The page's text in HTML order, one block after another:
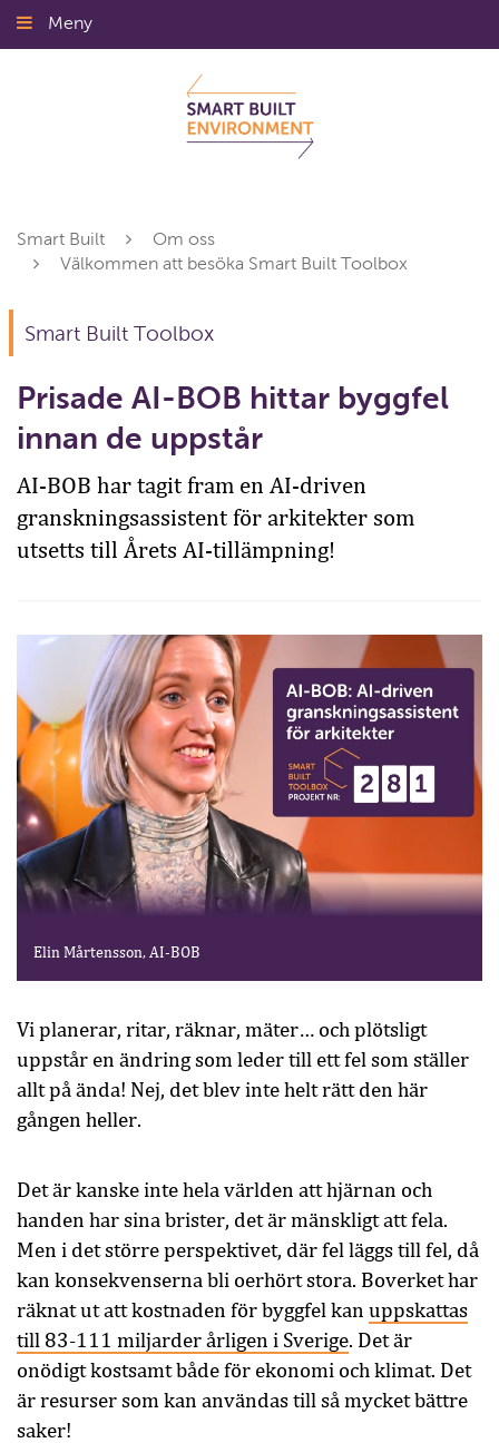
Gå
till
Meny
Smart Built
Om oss
Välkommen att besöka Smart Built Toolbox
Smart Built Toolbox
Prisade AI-BOB hittar byggfel
innan de uppstår
AI-BOB har tagit fram en AI-driven
granskningsassistent för arkitekter som
utsetts till Årets AI-tillämpning!
Elin Mårtensson, AI-BOB
Vi planerar, ritar, räknar, mäter… och plötsligt
uppstår en ändring som leder till ett fel som ställer
allt på ända! Nej, det blev inte helt rätt den här
gången heller.
Det är kanske inte hela världen att hjärnan och
handen har sina brister, det är mänskligt att fela.
Men i det större perspektivet, där fel läggs till fel, då
kan konsekvenserna bli oerhört stora. Boverket har
räknat ut att kostnaden för byggfel kan uppskattas
till 83-111 miljarder årligen i Sverige. Det är
onödigt kostsamt både för ekonomi och klimat. Det
är resurser som kan användas till så mycket bättre
saker!